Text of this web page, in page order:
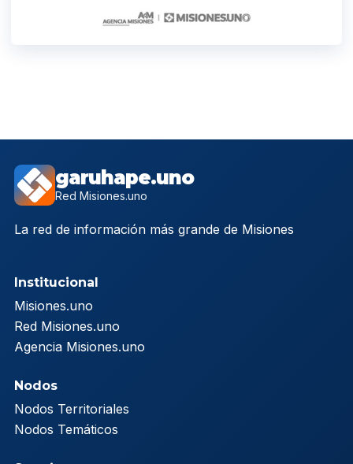
garuhape.uno
Red Misiones.uno
La red de información más grande de Misiones
Institucional
Misiones.uno
Red Misiones.uno
Agencia Misiones.uno
Nodos
Nodos Territoriales
Nodos Temáticos